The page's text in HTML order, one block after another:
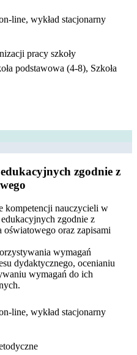
line, wykład stacjonarny
pracy szkoły
podstawowa (4-8), Szkoła
zgodnie z
kompetencji nauczycieli w
zgodnie z
oraz zapisami
wymagań
dydaktycznego, ocenianiu
wymagań do ich
line, wykład stacjonarny